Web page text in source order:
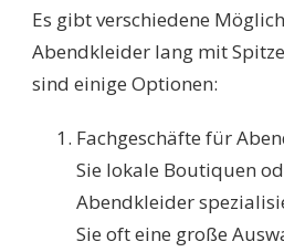
Es gibt verschiedene
Abendkleider lang mit
sind einige Optionen:
Fachgeschäfte für
Sie lokale Boutiquen
Abendkleider
Sie oft eine große